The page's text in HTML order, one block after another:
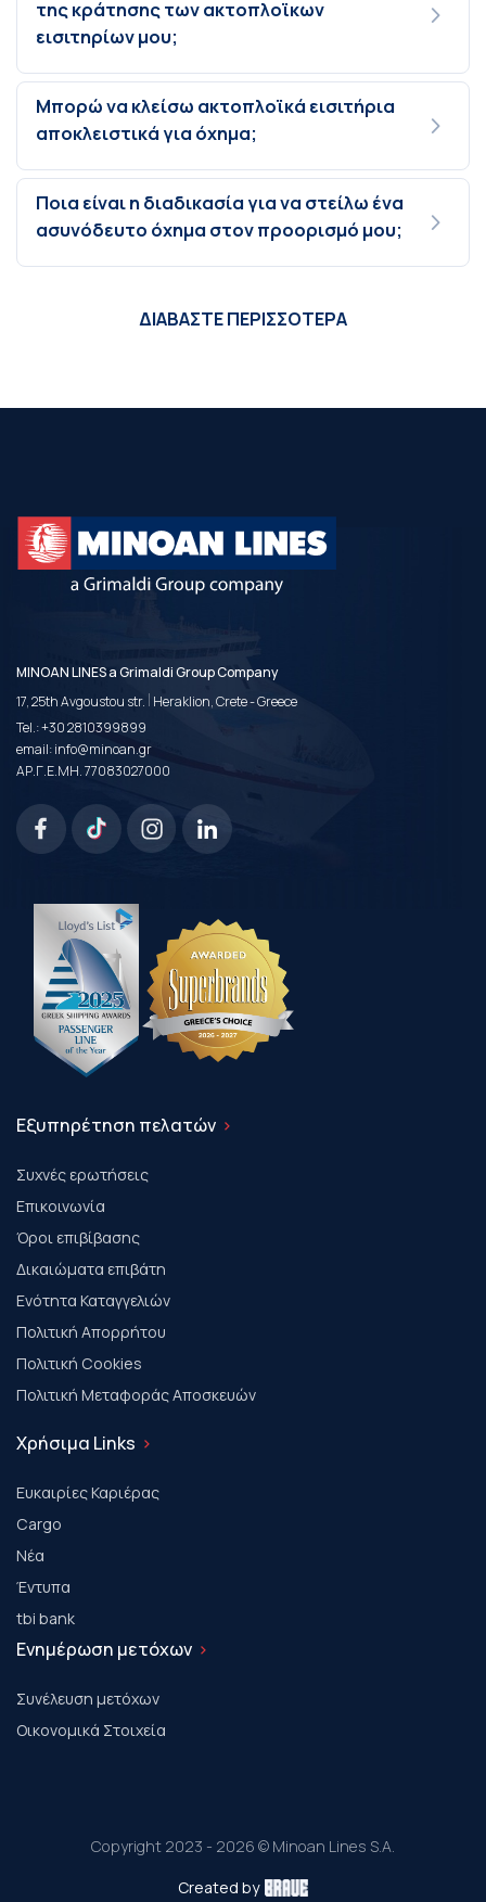
της κράτησης των ακτοπλοϊκων
εισιτηρίων μου;
Μπορώ να κλείσω ακτοπλοϊκά εισιτήρια
αποκλειστικά για όχημα;
Ποια είναι η διαδικασία για να στείλω ένα
ασυνόδευτο όχημα στον προορισμό μου;
ΔΙΑΒΑΣΤΕ ΠΕΡΙΣΣΟΤΕΡΑ
MINOAN LINES a Grimaldi Group Company
17, 25th Avgoustou str. | Heraklion, Crete - Greece
Tel.:+30 2810399899
email:info@minoan.gr
ΑΡ.Γ.Ε.ΜΗ. 77083027000
Εξυπηρέτηση πελατών
Συχνές ερωτήσεις
Επικοινωνία
Όροι επιβίβασης
Δικαιώματα επιβάτη
Ενότητα Καταγγελιών
Πολιτική Απορρήτου
Πολιτική Cookies
Πολιτική Μεταφοράς Αποσκευών
Χρήσιμα Links
Ευκαιρίες Καριέρας
Cargo
Νέα
Έντυπα
tbi bank
Ενημέρωση μετόχων
Συνέλευση μετόχων
Οικονομικά Στοιχεία
Copyright 2023 - 2026 © Minoan Lines S.A.
Created by